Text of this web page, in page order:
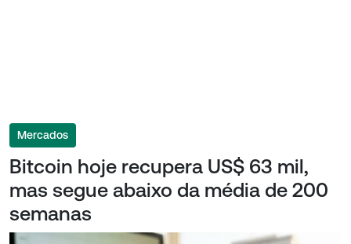
Mercados
Bitcoin hoje recupera US$ 63 mil,
mas segue abaixo da média de 200
semanas